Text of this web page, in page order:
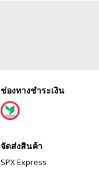
ช่องทางชำระเงิน
จัดส่งสินค้า
SPX Express